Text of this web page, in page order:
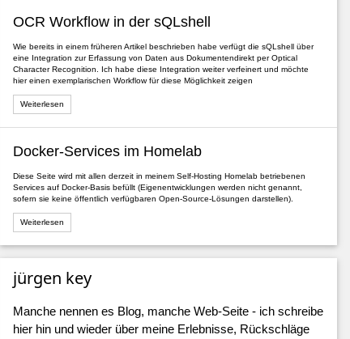
OCR Workflow in der sQLshell
Wie bereits in einem früheren Artikel beschrieben habe verfügt die sQLshell über
eine Integration zur Erfassung von Daten aus Dokumentendirekt per Optical
Character Recognition. Ich habe diese Integration weiter verfeinert und möchte
hier einen exemplarischen Workflow für diese Möglichkeit zeigen
Weiterlesen
Docker-Services im Homelab
Diese Seite wird mit allen derzeit in meinem Self-Hosting Homelab betriebenen
Services auf Docker-Basis befüllt (Eigenentwicklungen werden nicht genannt,
sofern sie keine öffentlich verfügbaren Open-Source-Lösungen darstellen).
Weiterlesen
jürgen key
Manche nennen es Blog, manche Web-Seite - ich schreibe
hier hin und wieder über meine Erlebnisse, Rückschläge